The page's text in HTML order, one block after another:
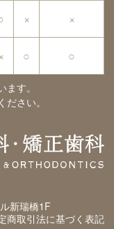
× ×
× ○ ○
す。
さい。
新瑞橋1F
商取引法に基づく表記